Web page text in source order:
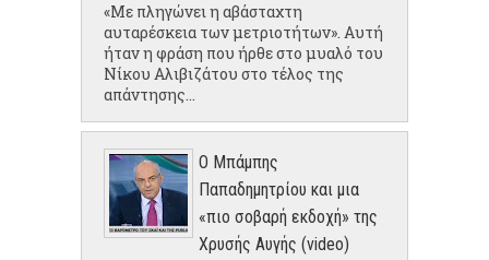
«Με πληγώνει η αβάσταχτη
αυταρέσκεια των μετριοτήτων». Αυτή
ήταν η φράση που ήρθε στο μυαλό του
Νίκου Αλιβιζάτου στο τέλος της
απάντησης...
Ο Μπάμπης
Παπαδημητρίου και μια
«πιο σοβαρή εκδοχή» της
Χρυσής Αυγής (video)